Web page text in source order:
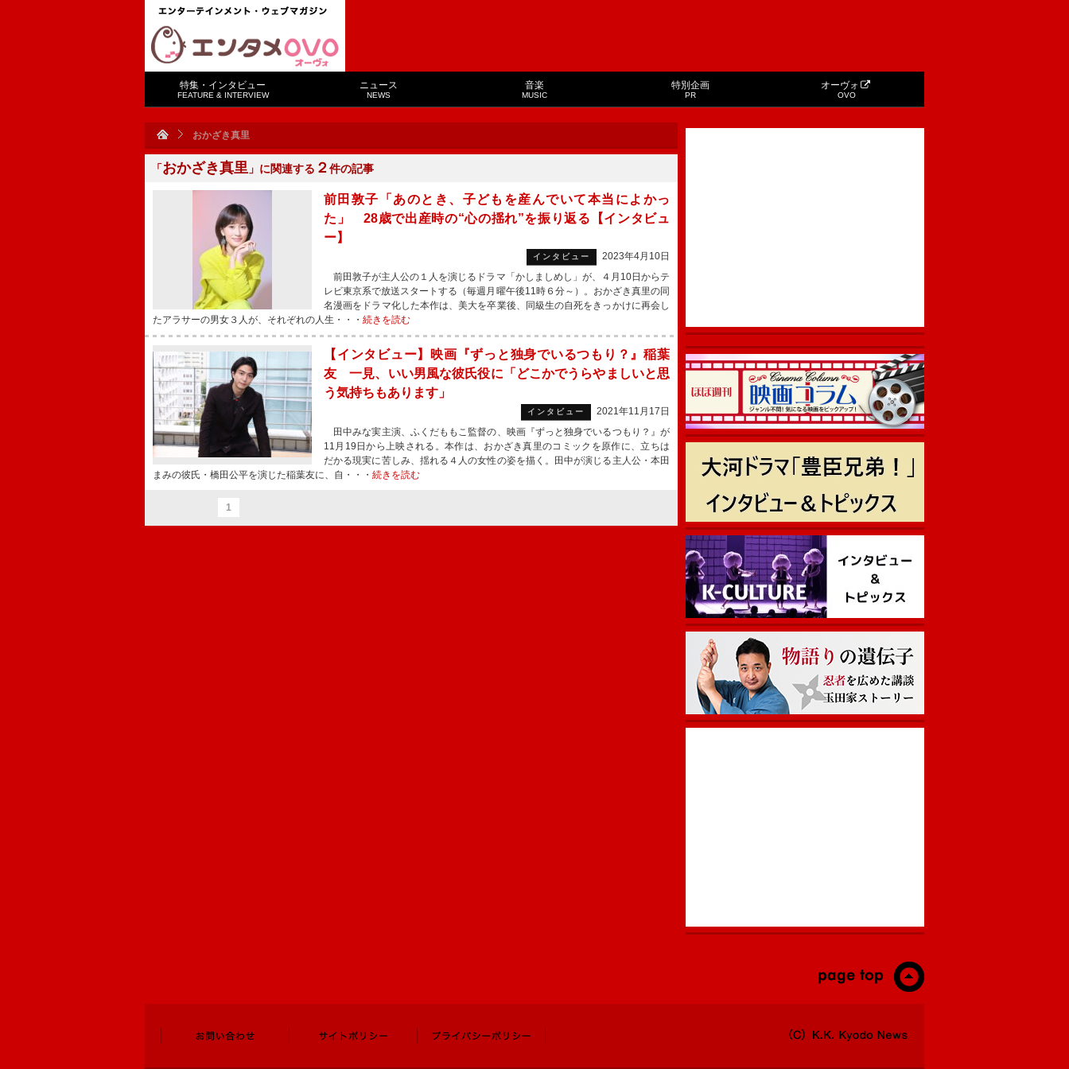
特集・インタビュー
FEATURE & INTERVIEW
ニュース
NEWS
音楽
MUSIC
特別企画
PR
オーヴォ
OVO
おかざき真里
「おかざき真里 」に関連する ２件の記事
前田敦子「あのとき、子どもを産んでいて本当によかっ
た」 28歳で出産時の“心の揺れ”を振り返る【インタビュ
ー】
インタビュー
2023年4月10日
前田敦子が主人公の１人を演じるドラマ「かしましめし」が、４月10日からテ
レビ東京系で放送スタートする（毎週月曜午後11時６分～）。おかざき真里の同
名漫画をドラマ化した本作は、美大を卒業後、同級生の自死をきっかけに再会し
たアラサーの男女３人が、それぞれの人生・・・ 続きを読む
【インタビュー】映画『ずっと独身でいるつもり？』稲葉
友 一見、いい男風な彼氏役に「どこかでうらやましいと思
う気持ちもあります」
インタビュー
2021年11月17日
田中みな実主演、ふくだももこ監督の、映画『ずっと独身でいるつもり？』が
11月19日から上映される。本作は、おかざき真里のコミックを原作に、立ちは
だかる現実に苦しみ、揺れる４人の女性の姿を描く。田中が演じる主人公・本田
まみの彼氏・橋田公平を演じた稲葉友に、自・・・ 続きを読む
1